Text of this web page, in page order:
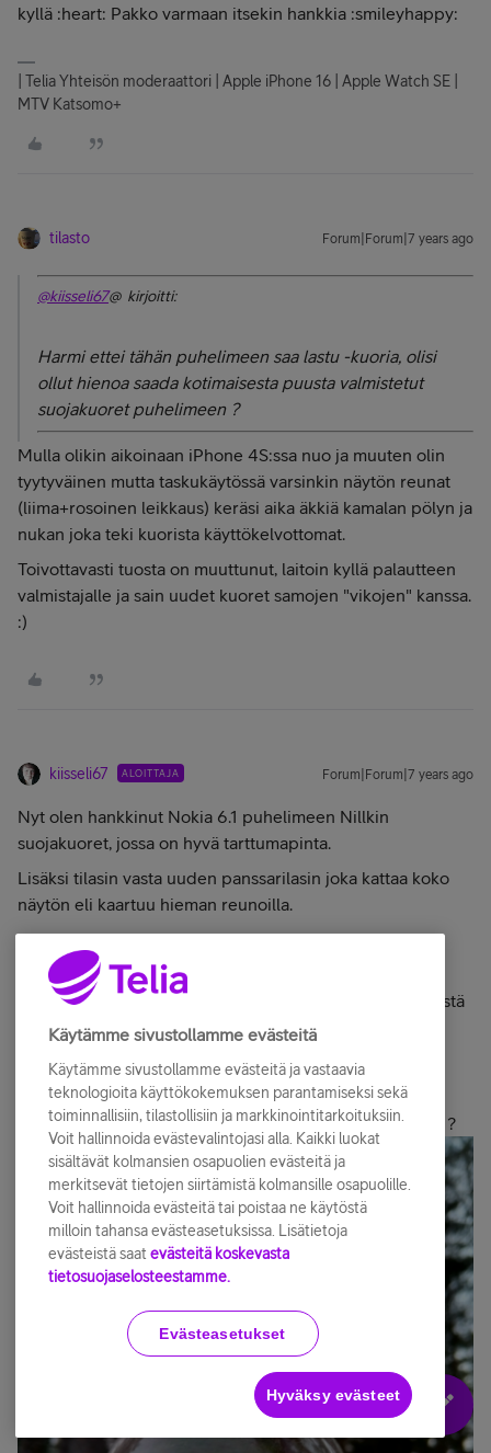
kyllä :heart: Pakko varmaan itsekin hankkia :smileyhappy:
| Telia Yhteisön moderaattori | Apple iPhone 16 | Apple Watch SE |
MTV Katsomo+
tilasto Forum|Forum|7 years ago
@kiisseli67@ kirjoitti:
Harmi ettei tähän puhelimeen saa lastu -kuoria, olisi
ollut hienoa saada kotimaisesta puusta valmistetut
suojakuoret puhelimeen ?
Mulla olikin aikoinaan iPhone 4S:ssa nuo ja muuten olin
tyytyväinen mutta taskukäytössä varsinkin näytön reunat
(liima+rosoinen leikkaus) keräsi aika äkkiä kamalan pölyn ja
nukan joka teki kuorista käyttökelvottomat.
Toivottavasti tuosta on muuttunut, laitoin kyllä palautteen
valmistajalle ja sain uudet kuoret samojen "vikojen" kanssa.
:)
kiisseli67 ALOITTAJA Forum|Forum|7 years ago
Nyt olen hankkinut Nokia 6.1 puhelimeen Nillkin
suojakuoret, jossa on hyvä tarttumapinta.
Lisäksi tilasin vasta uuden panssarilasin joka kattaa koko
näytön eli kaartuu hieman reunoilla.
Nykyinen panssarilasi jää hieman vajaaksi reunoilta.
Olisi kiva jos tähänkin tulisi Volte/VoWifi mahdollisuus,
voisin luopua sitten vähälle käytölle jääneestä multisimistä
( koska Volte/VoWifi ei toimi multisim palvelun ollessa
Sitten pari kuvaa eilen otettuja ja tehosteena linssipallo ?
Käytämme sivustollamme evästeitä
Käytämme sivustollamme evästeitä ja vastaavia
teknologioita käyttökokemuksen parantamiseksi sekä
toiminnallisiin, tilastollisiin ja markkinointitarkoituksiin.
Voit hallinnoida evästevalintojasi alla. Kaikki luokat
sisältävät kolmansien osapuolien evästeitä ja
merkitsevät tietojen siirtämistä kolmansille osapuolille.
Voit hallinnoida evästeitä tai poistaa ne käytöstä
milloin tahansa evästeasetuksissa. Lisätietoja
evästeistä saat evästeitä koskevasta
tietosuojaselosteestamme.
Evästeasetukset
Hyväksy evästeet